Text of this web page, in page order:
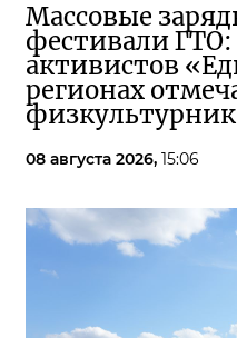
Массовые
фестивали
активистов
регионах
08 августа 2026, 15:06